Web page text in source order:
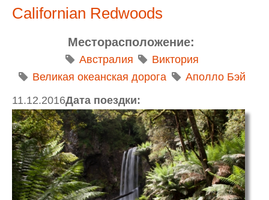
Californian Redwoods
Месторасположение:
Австралия
Виктория
Великая океанская дорога
Аполло Бэй
Дата поездки:
11.12.2016